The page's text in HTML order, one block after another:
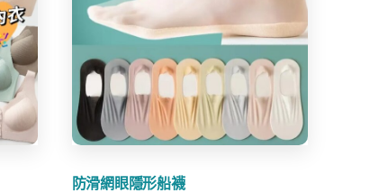
防滑網眼隱形船襪
Share